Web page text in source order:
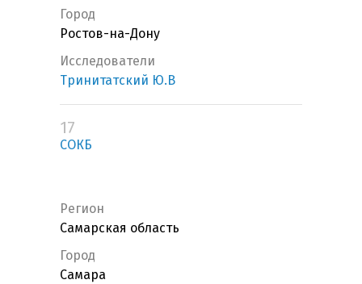
Город
Ростов-на-Дону
Исследователи
Тринитатский Ю.В
17
СОКБ
Регион
Самарская область
Город
Самара